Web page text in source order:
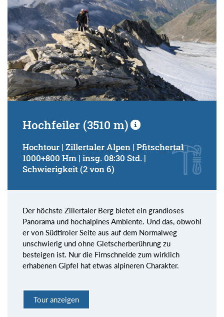
von
bis
Suchbegriff:
Hochfeiler (3510 m)
Hochtour | Zillertaler Alpen | Pfitschertal
1000+800 Hm | insg. 08:30 Std. |
Schwierigkeit (2 von 6)
Der höchste Zillertaler Berg bietet ein grandioses
Panorama und hochalpines Ambiente. Und das, obwohl
er von Südtiroler Seite aus auf dem Normalweg
unschwierig und ohne Gletscherberührung zu
besteigen ist. Nur die Firnschneide zum wirklich
erhabenen Gipfel hat etwas alpineren Charakter.
Tour anzeigen